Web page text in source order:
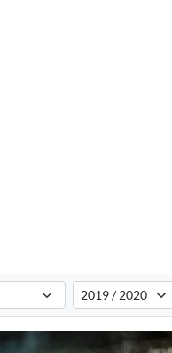
dem ausgewählten Verein.
Saison auswählen
Filtert die